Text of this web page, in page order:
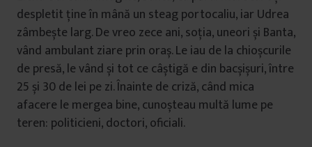
despletit ține în mână un steag portocaliu, iar Udrea
zâmbește larg. De vreo zece ani, soția, uneori și Banta,
vând ambulant ziare prin oraș. Le iau de la chioșcurile
de presă, le vând și tot ce câștigă e din bacșișuri, între
25 și 30 de lei pe zi. Înainte de criză, când mica
afacere le mergea bine, cunoșteau multă lume pe
teren: politicieni, doctori, oficiali.